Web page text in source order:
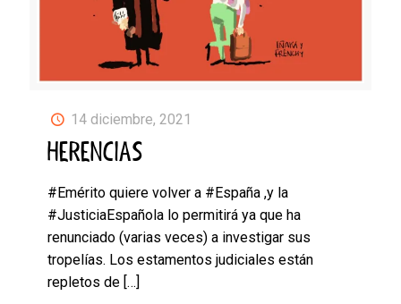
14 diciembre, 2021
HERENCIAS
#Emérito quiere volver a #España ,y la
#JusticiaEspañola lo permitirá ya que ha
renunciado (varias veces) a investigar sus
tropelías. Los estamentos judiciales están
repletos de […]